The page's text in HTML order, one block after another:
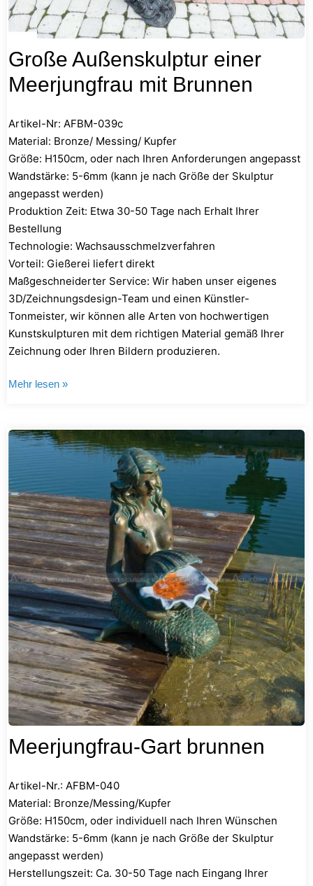
Große Außenskulptur einer
Meerjungfrau mit Brunnen
Artikel-Nr: AFBM-039c
Material: Bronze/ Messing/ Kupfer
Größe: H150cm, oder nach Ihren Anforderungen angepasst
Wandstärke: 5-6mm (kann je nach Größe der Skulptur
angepasst werden)
Produktion Zeit: Etwa 30-50 Tage nach Erhalt Ihrer
Bestellung
Technologie: Wachsausschmelzverfahren
Vorteil: Gießerei liefert direkt
Maßgeschneiderter Service: Wir haben unser eigenes
3D/Zeichnungsdesign-Team und einen Künstler-
Tonmeister, wir können alle Arten von hochwertigen
Kunstskulpturen mit dem richtigen Material gemäß Ihrer
Zeichnung oder Ihren Bildern produzieren.
Mehr lesen »
Meerjungfrau-Gart brunnen
Artikel-Nr.: AFBM-040
Material: Bronze/Messing/Kupfer
Größe: H150cm, oder individuell nach Ihren Wünschen
Wandstärke: 5-6mm (kann je nach Größe der Skulptur
angepasst werden)
Herstellungszeit: Ca. 30-50 Tage nach Eingang Ihrer